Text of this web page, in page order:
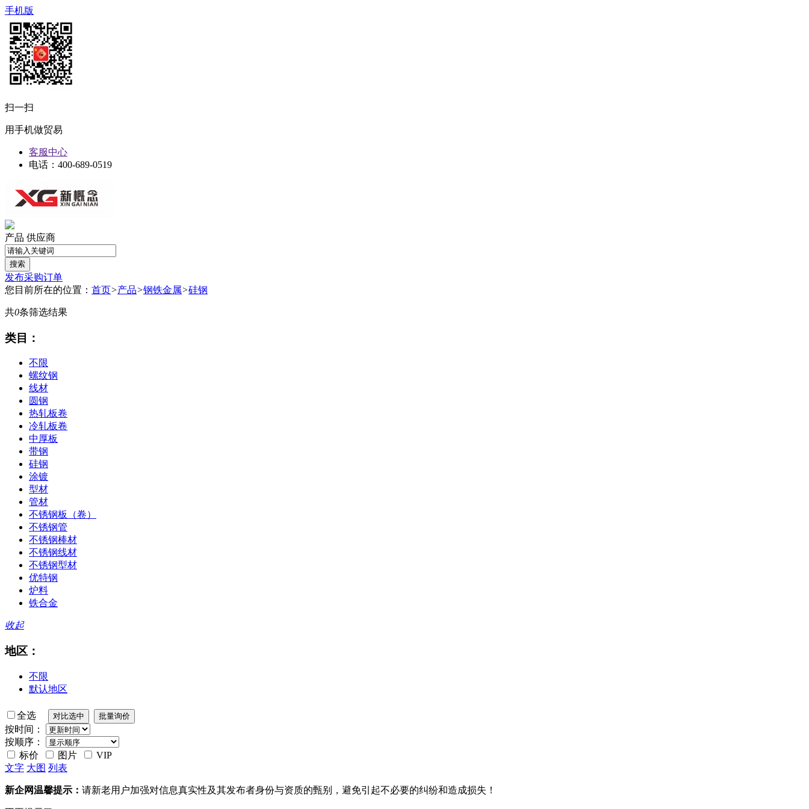
手机版
扫一扫
用手机做贸易
客服中心
电话：400-689-0519
产品 供应商
搜索
发布采购订单
您目前所在的位置： 首页>产品>钢铁金属>硅钢
共0条筛选结果
类目：
不限
螺纹钢
线材
圆钢
热轧板卷
冷轧板卷
中厚板
带钢
硅钢
涂镀
型材
管材
不锈钢板（卷）
不锈钢管
不锈钢棒材
不锈钢线材
不锈钢型材
优特钢
炉料
铁合金
收起
地区：
不限
默认地区
全选
按时间：
按顺序：
标价
图片
VIP
文字 大图 列表
新企网温馨提示： 请新老用户加强对信息真实性及其发布者身份与资质的甄别，避免引起不必要的纠纷和造成损失！